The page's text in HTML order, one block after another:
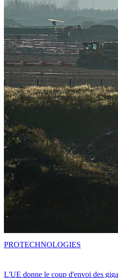
L'UE donne le coup d'envoi des
PROTECHNOLOGIES